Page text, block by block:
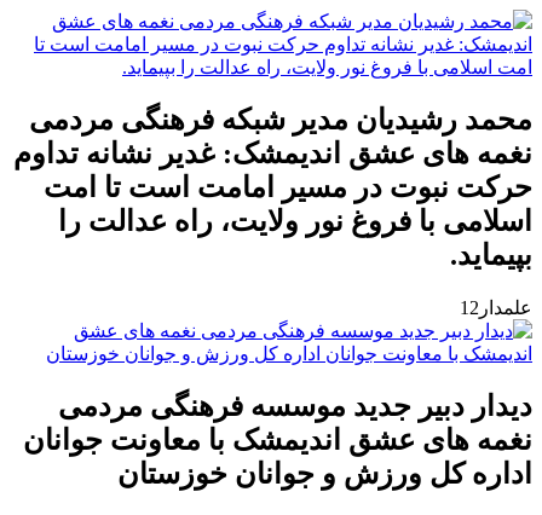
محمد رشیدیان مدیر شبکه فرهنگی مردمی
نغمه های عشق اندیمشک: غدیر نشانه تداوم
حرکت نبوت در مسیر امامت است تا امت
اسلامی با فروغ نور ولایت، راه عدالت را
بپیماید.
علمدار12
دیدار دبیر جدید موسسه فرهنگی مردمی
نغمه های عشق اندیمشک با معاونت جوانان
اداره کل ورزش و جوانان خوزستان